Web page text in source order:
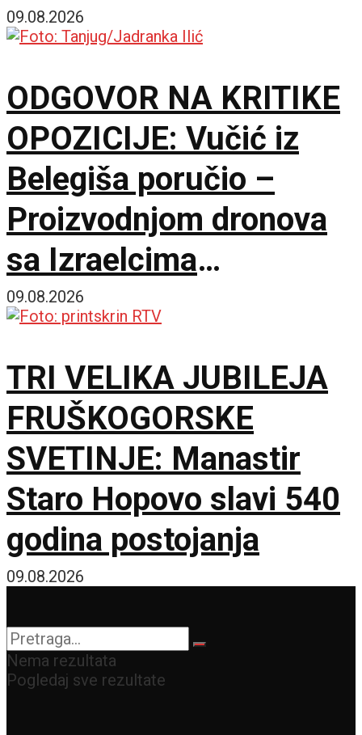
09.08.2026
ODGOVOR NA KRITIKE
OPOZICIJE: Vučić iz
Belegiša poručio –
Proizvodnjom dronova
sa Izraelcima
postajemo vojna sila
09.08.2026
TRI VELIKA JUBILEJA
FRUŠKOGORSKE
SVETINJE: Manastir
Staro Hopovo slavi 540
godina postojanja
09.08.2026
Nema rezultata
Pogledaj sve rezultate